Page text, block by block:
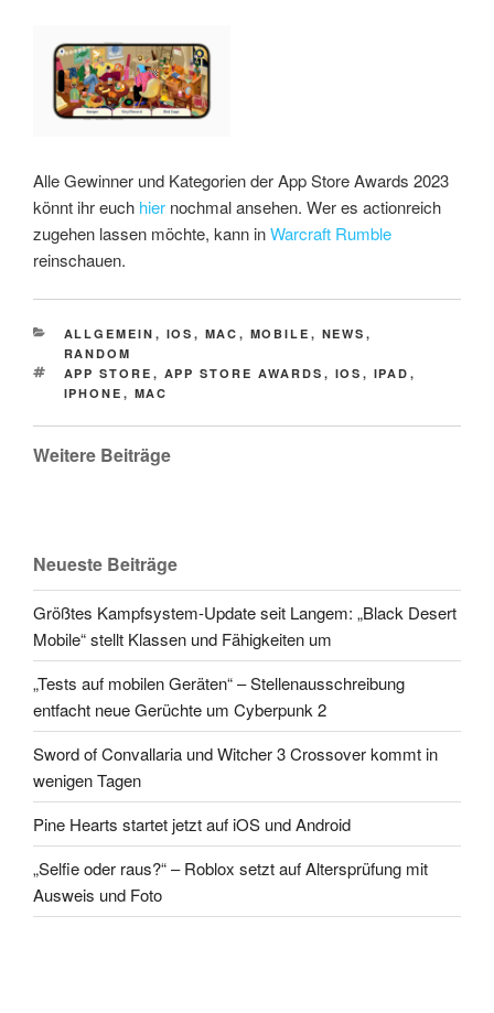
Alle Gewinner und Kategorien der App Store Awards 2023
könnt ihr euch hier nochmal ansehen. Wer es actionreich
zugehen lassen möchte, kann inWarcraft Rumble
reinschauen.
CATEGORIES
ALLGEMEIN , IOS , MAC , MOBILE , NEWS ,
RANDOM
TAGS
APP STORE , APP STORE AWARDS , IOS , IPAD ,
IPHONE , MAC
Weitere Beiträge
Neueste Beiträge
Größtes Kampfsystem-Update seit Langem: „Black Desert
Mobile“ stellt Klassen und Fähigkeiten um
„Tests auf mobilen Geräten“ – Stellenausschreibung
entfacht neue Gerüchte um Cyberpunk 2
Sword of Convallaria und Witcher 3 Crossover kommt in
wenigen Tagen
Pine Hearts startet jetzt auf iOS und Android
„Selfie oder raus?“ – Roblox setzt auf Altersprüfung mit
Ausweis und Foto